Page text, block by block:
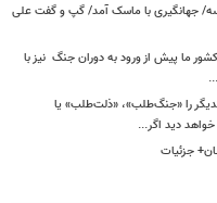
جهانگیری با ماسک آمد/ گپ و گفت علی
ما پیش از ورود به دوران جنگ نیز با
را «جنگ‌طلب»، «ذلت‌طلب» یا
دید اگر...
جزئیات